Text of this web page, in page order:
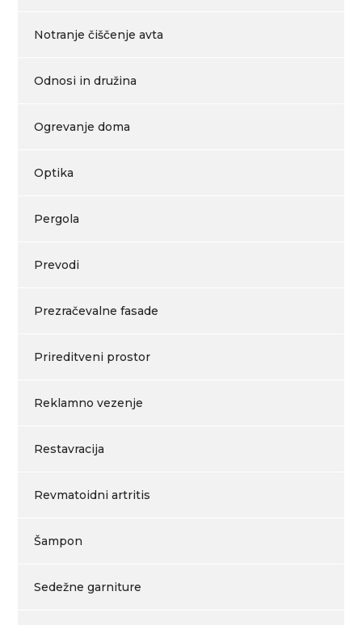
Notranje čiščenje avta
Odnosi in družina
Ogrevanje doma
Optika
Pergola
Prevodi
Prezračevalne fasade
Prireditveni prostor
Reklamno vezenje
Restavracija
Revmatoidni artritis
Šampon
Sedežne garniture